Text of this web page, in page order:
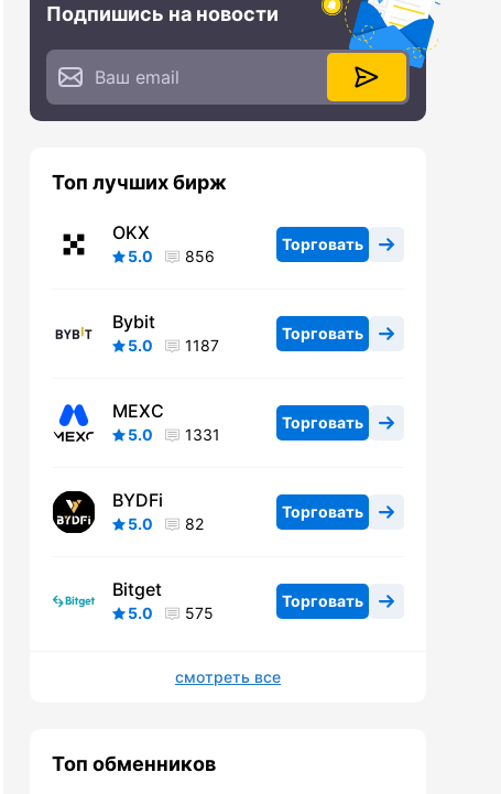
Подпишись на новости
Топ лучших бирж
OKX
5.0 856
Торговать
Bybit
5.0 1187
Торговать
MEXC
5.0 1331
Торговать
BYDFi
5.0 82
Торговать
Bitget
5.0 575
Торговать
смотреть все
Топ обменников